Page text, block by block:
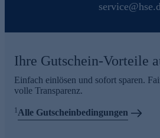
Ihre Gutschein-Vorteile
Einfach einlösen und sofort sparen.
volle Transparenz.
1Alle Gutscheinbedingungen